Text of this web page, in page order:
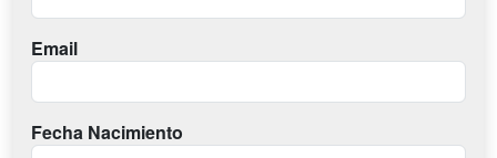
Email
Fecha Nacimiento